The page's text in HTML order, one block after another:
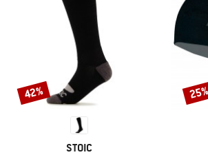
MÆRKE
STOIC
Rabat
42% Rabat
25%